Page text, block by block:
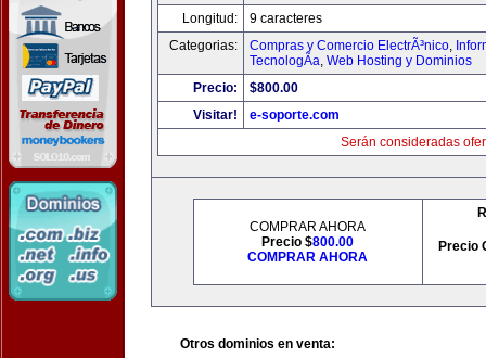
Longitud:
9 caracteres
Categorias:
Compras y Comercio ElectrÃ³nico,
TecnologÃ­a, Web Hosting y Dominios
Precio:
$800.00
Visitar!
e-soporte.com
Serán consideradas
COMPRAR AHORA
Precio $800.00
COMPRAR AHORA
Precio
Otros dominios en venta: